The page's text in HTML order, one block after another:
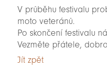
V průběhu festivalu
moto veteránů.
Po skončení festivalu
Vezměte přátele,
Jít zpět